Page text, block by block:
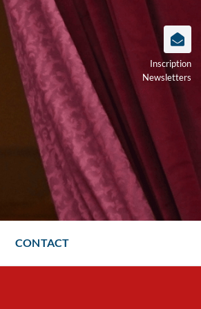
Inscription
Newsletters
CONTACT